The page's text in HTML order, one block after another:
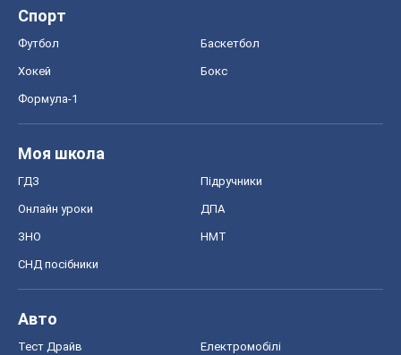
Спорт
Футбол Баскетбол
Хокей Бокс
Формула-1
Моя школа
ГДЗ Підручники
Онлайн уроки ДПА
ЗНО НМТ
СНД посібники
Авто
Тест Драйв Електромобілі